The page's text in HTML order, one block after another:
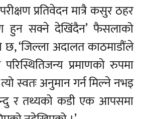
प्रतिवेदन मात्रै कसुर ठहर
हुन सक्ने देखिंदैन’ फैसलाको
छ, ‘जिल्ला अदालत काठमाडौंले
प्रमाणको रुपमा
स्वतः अनुमान गर्न मिल्ने नभइ
र तथ्यको कडी एक आपसमा